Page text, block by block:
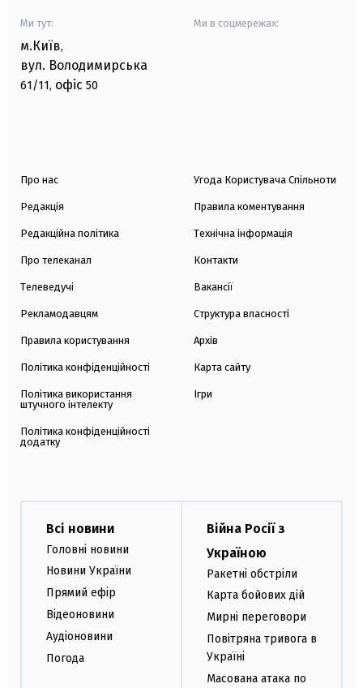
Ми тут:
м.Київ,
вул. Володимирська
61/11, офіс 50
Ми в соцмережах:
Про нас
Редакція
Редакційна політика
Про телеканал
Телеведучі
Рекламодавцям
Правила користування
Політика конфіденційності
Політика використання
штучного інтелекту
Політика конфіденційності
додатку
Угода Користувача Спільноти
Правила коментування
Технічна інформація
Контакти
Вакансії
Структура власності
Архів
Карта сайту
Ігри
Всі новини
Головні новини
Новини України
Прямий ефір
Відеоновини
Аудіоновини
Погода
Війна Росії з
Україною
Ракетні обстріли
Карта бойових дій
Мирні переговори
Повітряна тривога в
Україні
Масована атака по